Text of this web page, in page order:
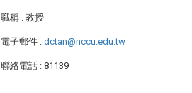
職稱 : 教授
電子郵件 : dctan@nccu.edu.tw
聯絡電話 : 81139